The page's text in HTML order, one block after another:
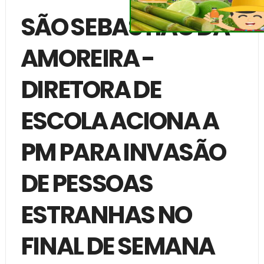
SÃO SEBASTIÃO DA
AMOREIRA -
DIRETORA DE
ESCOLA ACIONA A
PM PARA INVASÃO
DE PESSOAS
ESTRANHAS NO
FINAL DE SEMANA